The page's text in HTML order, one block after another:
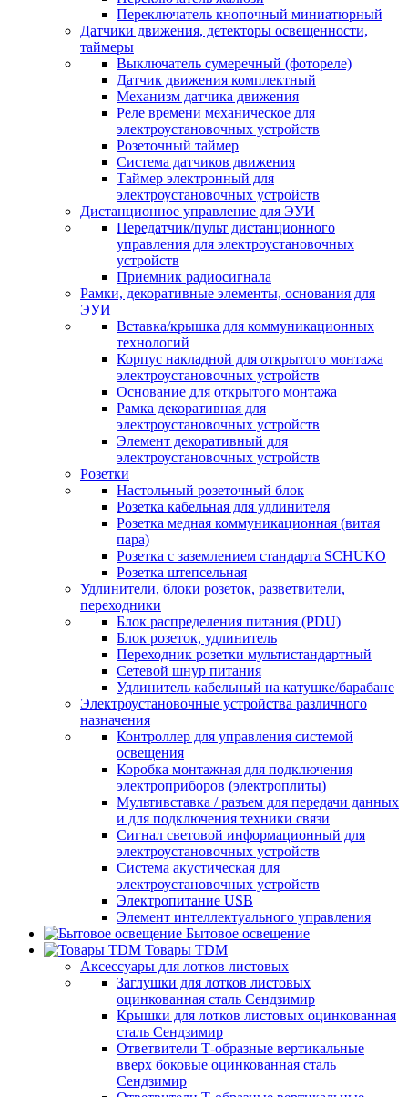
Переключатель кнопочный миниатюрный
Датчики движения, детекторы освещенности,
таймеры
Выключатель сумеречный (фотореле)
Датчик движения комплектный
Механизм датчика движения
Реле времени механическое для
электроустановочных устройств
Розеточный таймер
Система датчиков движения
Таймер электронный для
электроустановочных устройств
Дистанционное управление для ЭУИ
Передатчик/пульт дистанционного
управления для электроустановочных
устройств
Приемник радиосигнала
Рамки, декоративные элементы, основания для
ЭУИ
Вставка/крышка для коммуникационных
технологий
Корпус накладной для открытого монтажа
электроустановочных устройств
Основание для открытого монтажа
Рамка декоративная для
электроустановочных устройств
Элемент декоративный для
электроустановочных устройств
Розетки
Настольный розеточный блок
Розетка кабельная для удлинителя
Розетка медная коммуникационная (витая
пара)
Розетка с заземлением стандарта SCHUKO
Розетка штепсельная
Удлинители, блоки розеток, разветвители,
переходники
Блок распределения питания (PDU)
Блок розеток, удлинитель
Переходник розетки мультистандартный
Сетевой шнур питания
Удлинитель кабельный на катушке/барабане
Электроустановочные устройства различного
назначения
Контроллер для управления системой
освещения
Коробка монтажная для подключения
электроприборов (электроплиты)
Мультивставка / разъем для передачи данных
и для подключения техники связи
Сигнал световой информационный для
электроустановочных устройств
Система акустическая для
электроустановочных устройств
Электропитание USB
Элемент интеллектуального управления
Бытовое освещение
Товары TDM
Аксессуары для лотков листовых
Заглушки для лотков листовых
оцинкованная сталь Сендзимир
Крышки для лотков листовых оцинкованная
сталь Сендзимир
Ответвители Т-образные вертикальные
вверх боковые оцинкованная сталь
Сендзимир